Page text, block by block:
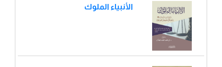
الأنبياء الملوك